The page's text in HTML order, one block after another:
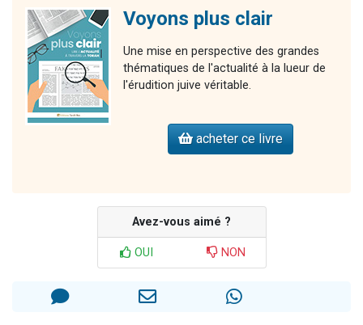
Voyons plus clair
Une mise en perspective des grandes
thématiques de l'actualité à la lueur de
l'érudition juive véritable.
acheter ce livre
Avez-vous aimé ?
OUI NON